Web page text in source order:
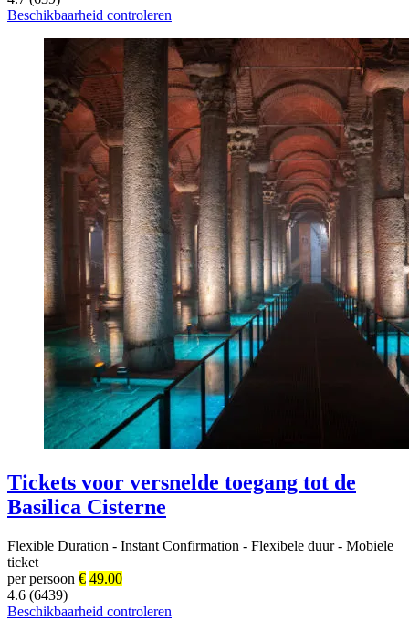
Beschikbaarheid controleren
Tickets voor versnelde toegang tot de
Basilica Cisterne
Flexible Duration - Instant Confirmation - Flexibele duur - Mobiele
ticket
per persoon € 49.00
4.6 (6439)
Beschikbaarheid controleren